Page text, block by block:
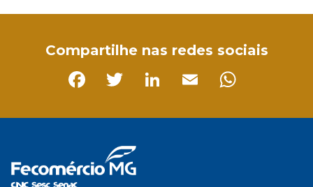
Compartilhe nas redes sociais